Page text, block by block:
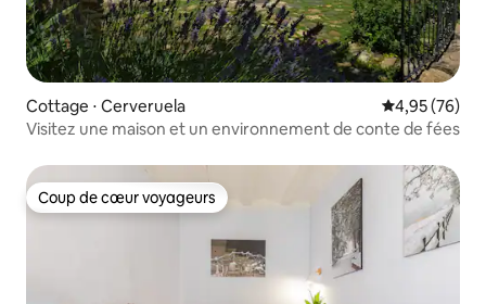
Cottage ⋅ Cerveruela Évaluation
4,95 (76)
Visitez une maison et un environnement de conte de fées
Coup de cœur voyageurs
Coup de cœur voyageurs